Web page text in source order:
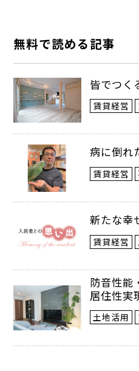
市）
都市を殺す「ゲー
ティー」のパラド
メキシコのレオン市
無料で読める記事
皆でつく
賃貸経営
病に倒れ
賃貸経営
新たな幸
賃貸経営
防音性能
居住性実
土地活用